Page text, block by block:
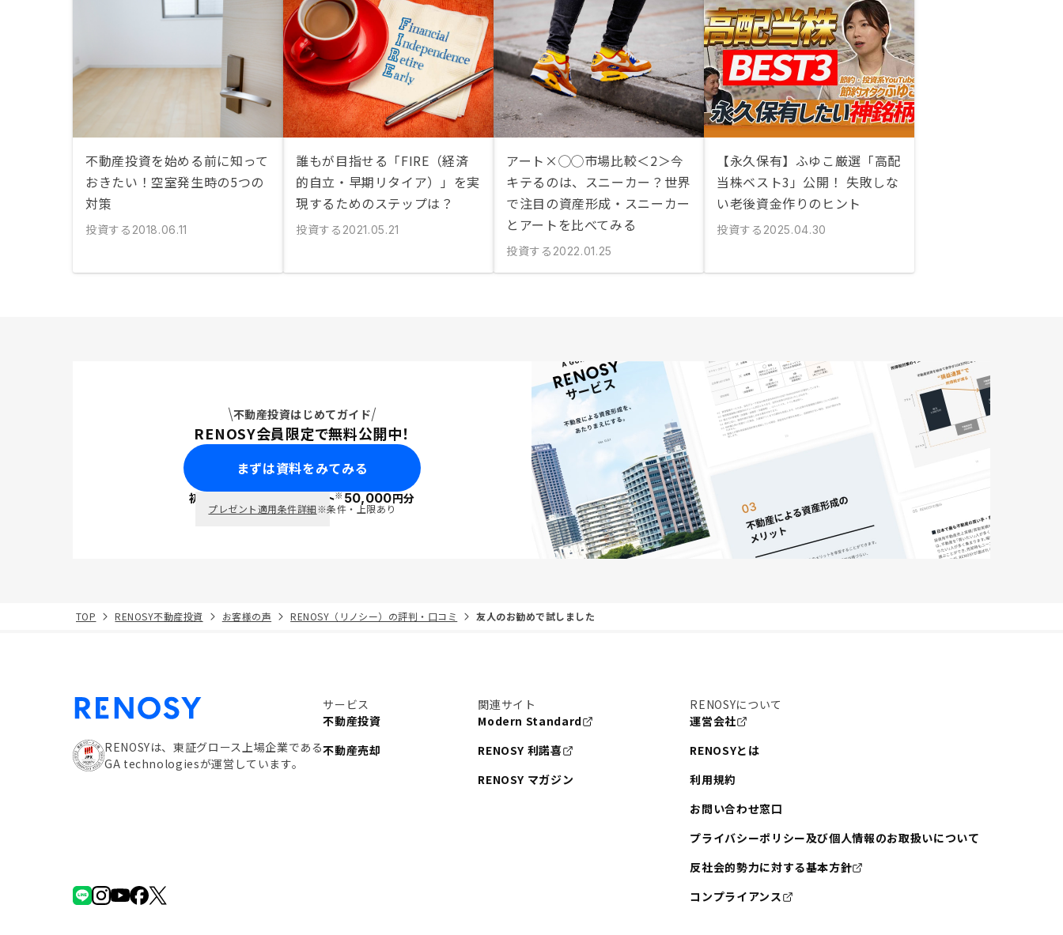
不動産投資を始める前に知って
おきたい！空室発生時の5つの
対策
投資する 2018.06.11
誰もが目指せる「FIRE（経済
的自立・早期リタイア）」を実
現するためのステップは？
投資する 2021.05.21
アート×◯◯市場比較＜2＞今
キテるのは、スニーカー？世界
で注目の資産形成・スニーカー
とアートを比べてみる
投資する 2022.01.25
【永久保有】ふゆこ厳選「高配
当株ベスト3」公開！ 失敗しな
い老後資金作りのヒント
投資する 2025.04.30
不動産投資はじめてガイド
RENOSY会員限定で無料公開中！
まずは資料をみてみる
初回面談で ポイント※50,000円分
プレゼント適用条件詳細※条件・上限あり
TOP RENOSY不動産投資 お客様の声 RENOSY（リノシー）の評判・口コミ 友人のお勧めで試しました
RENOSYは、東証グロース上場企業である
GA technologiesが運営しています。
サービス
不動産投資
不動産売却
関連サイト
Modern Standard
RENOSY 利諾喜
RENOSY マガジン
RENOSYについて
運営会社
RENOSYとは
利用規約
お問い合わせ窓口
プライバシーポリシー及び個人情報のお取扱いについて
反社会的勢力に対する基本方針
コンプライアンス